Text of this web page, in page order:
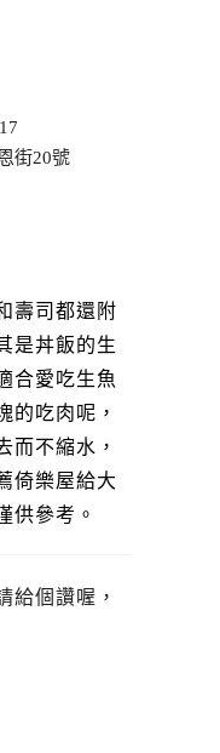
街20號
壽司都還附
是丼飯的生
合愛吃生魚
的吃肉呢，
而不縮水，
倚樂屋給大
供參考。
給個讚喔，